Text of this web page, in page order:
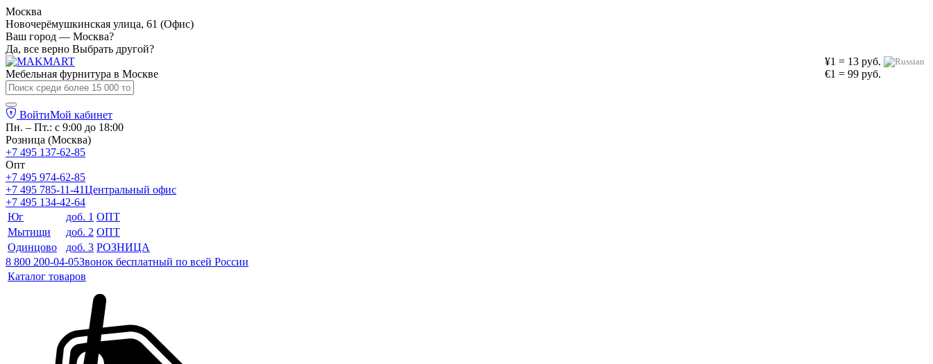
Москва
Новочерёмушкинская улица, 61 (Офис)
Ваш город — Москва?
Да, все верно Выбрать другой?
¥1 = 13 руб.
€1 = 99 руб.
Мебельная фурнитура в Москве
ВойтиМой кабинет
Пн. – Пт.: с 9:00 до 18:00
Розница (Москва)
+7 495 137-62-85
Опт
+7 495 974-62-85
+7 495 785-11-41Центральный офис
+7 495 134-42-64
Юг
доб. 1 ОПТ
Мытищи
доб. 2 ОПТ
Одинцово
доб. 3 РОЗНИЦА
8 800 200-04-05Звонок бесплатный по всей России
Каталог товаров